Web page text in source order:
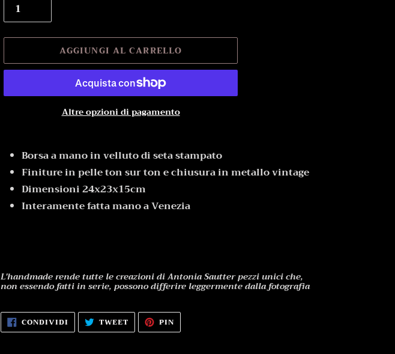
AGGIUNGI AL CARRELLO
Altre opzioni di pagamento
del
prodotto
carrello
Borsa a mano in velluto di seta stampato
Finiture in pelle ton sur ton e chiusura in metallo vintage
Dimensioni 24x23x15cm
Interamente fatta mano a Venezia
L'handmade rende tutte le creazioni di Antonia Sautter pezzi unici che,
non essendo fatti in serie, possono differire leggermente dalla fotografia
CONDIVIDICONDIVIDI
SU
FACEBOOK
TWEET TWITTA
TWITTER
PIN
PINTEREST